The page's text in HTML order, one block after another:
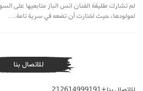
لم تشارك طليقة الفنان انس الباز متابعيها على
لمولودها، حيث اختارت أن تضعه في سرية تامة.…
للاتصال بنا